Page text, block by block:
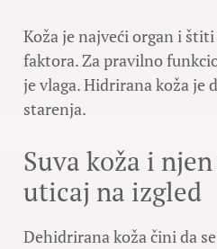
Koža je najveći organ i
faktora. Za pravilno
je vlaga. Hidrirana koža je
starenja.
Suva koža i
uticaj na izgled
Dehidrirana koža čini da